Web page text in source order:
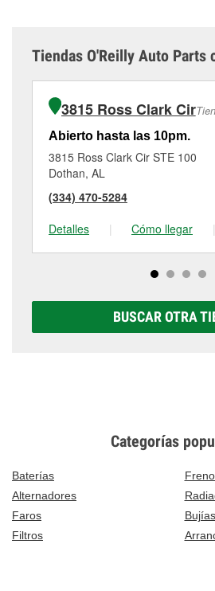
Tiendas O'Reilly Auto Parts
3815 Ross Clark Cir
Abierto hasta las 10pm.
3815 Ross Clark Cir STE 100
Dothan, AL
(334) 470-5284
Detalles
| Cómo llegar |
BUSCAR OTRA
Categorías
Baterías
Alternadores
Faros
Bujías
Filtros